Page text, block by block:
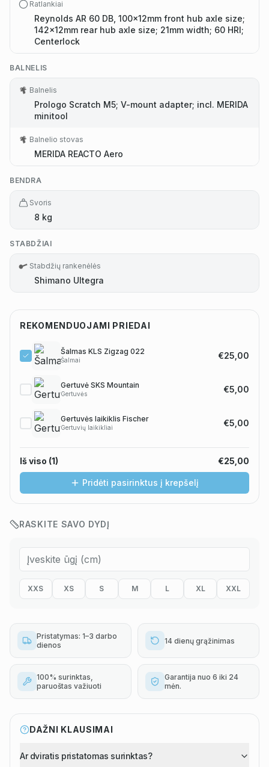
Ratlankiai
Reynolds AR 60 DB, 100x12mm front hub axle size;
142x12mm rear hub axle size; 21mm width; 60 HRI;
Centerlock
BALNELIS
Balnelis
Prologo Scratch M5; V-mount adapter; incl. MERIDA
minitool
Balnelio stovas
MERIDA REACTO Aero
BENDRA
Svoris
8 kg
STABDŽIAI
Stabdžių rankenėlės
Shimano Ultegra
REKOMENDUOJAMI PRIEDAI
Šalmas KLS Zigzag 022
Šalmai €25,00
Gertuvė SKS Mountain
Gertuvės €5,00
Gertuvės laikiklis Fischer
Gertuvių laikikliai €5,00
Iš viso (1) €25,00
Pridėti pasirinktus į krepšelį
RASKITE SAVO DYDĮ
XXS XS S M L XL XXL
Pristatymas: 1–3 darbo
dienos
14 dienų grąžinimas
100% surinktas,
paruoštas važiuoti
Garantija nuo 6 iki 24
mėn.
DAŽNI KLAUSIMAI
Ar dviratis pristatomas surinktas?